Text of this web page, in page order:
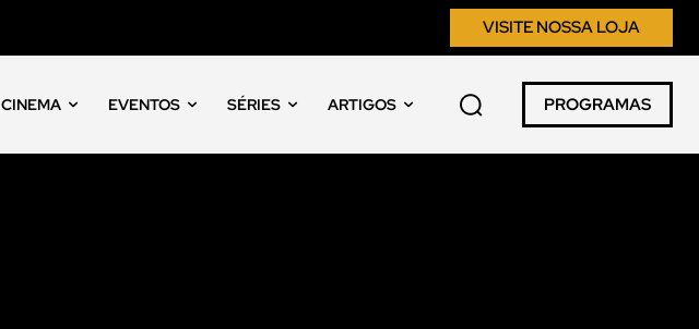
VISITE NOSSA LOJA
CINEMA EVENTOS SÉRIES ARTIGOS PROGRAMAS